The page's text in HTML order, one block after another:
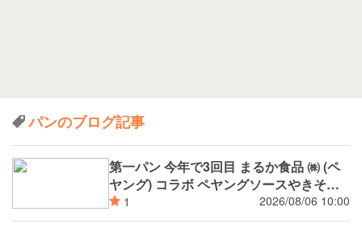
パンのブログ記事
第一パン 今年で3回目 まるか食品 ㈱ (ペ
ヤング) コラボ ペヤングソースやきそば
揚げパン
1 2026/08/06 10:00